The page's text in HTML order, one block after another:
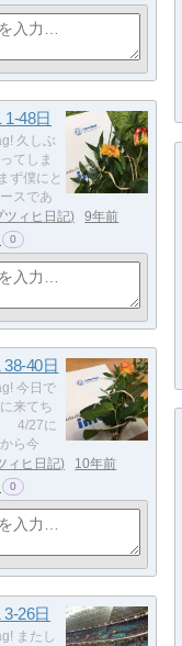
1-48日
久しぶ
てしま
ず僕にと
スであ
ツィヒ日記 9年前
0
38-40日
今日で
来てち
4/27に
ら今
ィヒ日記 10年前
0
26日
またし